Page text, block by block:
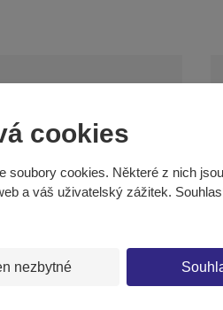
cookies
soubory cookies. Některé z nich
a váš uživatelský zážitek.
nezbytné
patentovaných žíněnek RinoGym®